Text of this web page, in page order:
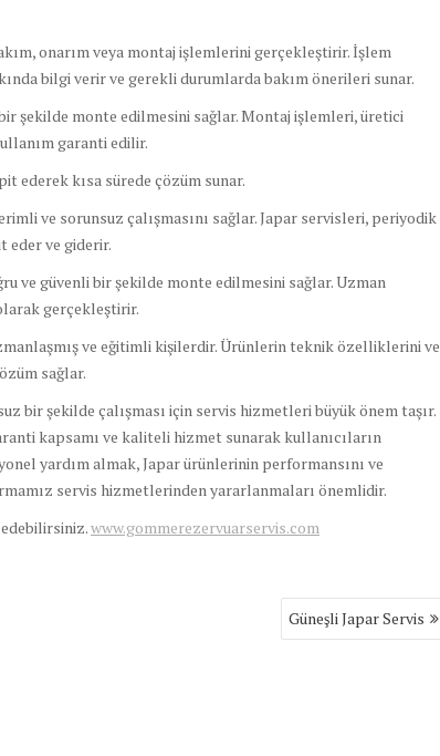
onarım veya montaj işlemlerini gerçekleştirir. İşlem
bilgi verir ve gerekli durumlarda bakım önerileri sunar.
şekilde monte edilmesini sağlar. Montaj işlemleri, üretici
garanti edilir.
ederek kısa sürede çözüm sunar.
ve sorunsuz çalışmasını sağlar. Japar servisleri, periyodik
eder ve giderir.
ve güvenli bir şekilde monte edilmesini sağlar. Uzman
gerçekleştirir.
ve eğitimli kişilerdir. Ürünlerin teknik özelliklerini ve
sağlar.
bir şekilde çalışması için servis hizmetleri büyük önem taşır.
kapsamı ve kaliteli hizmet sunarak kullanıcıların
yardım almak, Japar ürünlerinin performansını ve
servis hizmetlerinden yararlanmaları önemlidir.
www.gommerezervuarservis.com
Güneşli Japar Servis